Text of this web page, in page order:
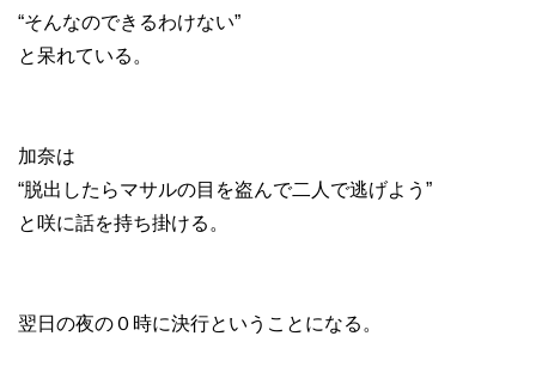
“そんなのできるわけない”
と呆れている。
加奈は
“脱出したらマサルの目を盗んで二人で逃げよう”
と咲に話を持ち掛ける。
翌日の夜の０時に決行ということになる。